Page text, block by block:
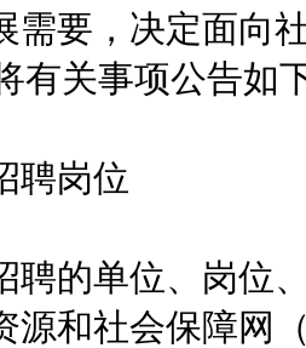
需要，决定面向
有关事项公告如
岗位
的单位、岗位、
源和社会保障网